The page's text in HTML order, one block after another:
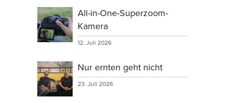
All-in-One-Superzoom-
Kamera
12. Juli 2026
Nur ernten geht nicht
23. Juli 2026